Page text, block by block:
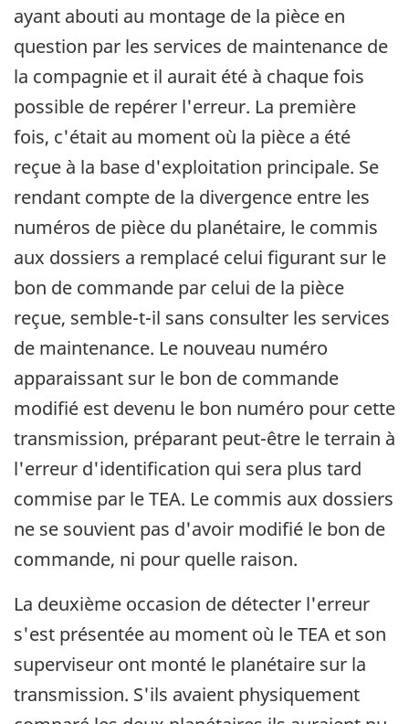
ayant abouti au montage de la pièce en
question par les services de maintenance de
la compagnie et il aurait été à chaque fois
possible de repérer l'erreur. La première
fois, c'était au moment où la pièce a été
reçue à la base d'exploitation principale. Se
rendant compte de la divergence entre les
numéros de pièce du planétaire, le commis
aux dossiers a remplacé celui figurant sur le
bon de commande par celui de la pièce
reçue, semble-t-il sans consulter les services
de maintenance. Le nouveau numéro
apparaissant sur le bon de commande
modifié est devenu le bon numéro pour cette
transmission, préparant peut-être le terrain à
l'erreur d'identification qui sera plus tard
commise par le TEA. Le commis aux dossiers
ne se souvient pas d'avoir modifié le bon de
commande, ni pour quelle raison.
La deuxième occasion de détecter l'erreur
s'est présentée au moment où le TEA et son
superviseur ont monté le planétaire sur la
transmission. S'ils avaient physiquement